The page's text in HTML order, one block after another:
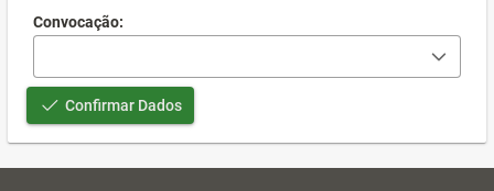
Convocação:
Confirmar Dados